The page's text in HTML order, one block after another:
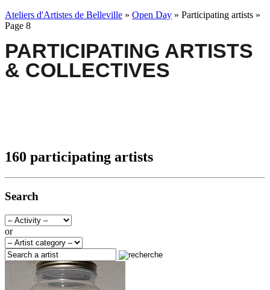
Ateliers d'Artistes de Belleville » Open Day » Participating artists »
Page 8
PARTICIPATING ARTISTS
& COLLECTIVES
160 participating artists
Search
or